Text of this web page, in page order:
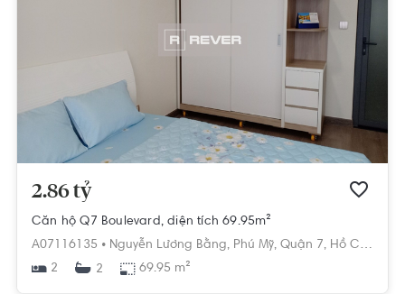
2.86 tỷ
Căn hộ Q7 Boulevard, diện tích 69.95m²
A07116135 • Nguyễn Lương Bằng, Phú Mỹ, Quận 7, Hồ Chí Minh
2
2 69.95 m²